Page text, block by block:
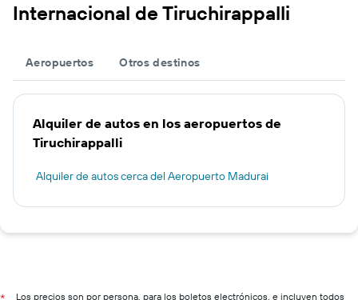
Internacional de Tiruchirappalli
Aeropuertos Otros destinos
Alquiler de autos en los aeropuertos de
Tiruchirappalli
Alquiler de autos cerca del Aeropuerto Madurai
Los precios son por persona, para los boletos electrónicos, e incluyen todos